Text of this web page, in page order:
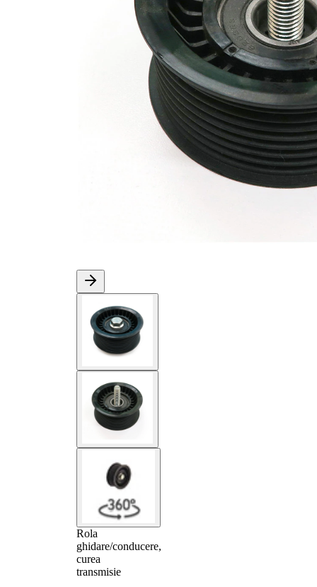
Rola
ghidare/conducere,
curea
transmisie